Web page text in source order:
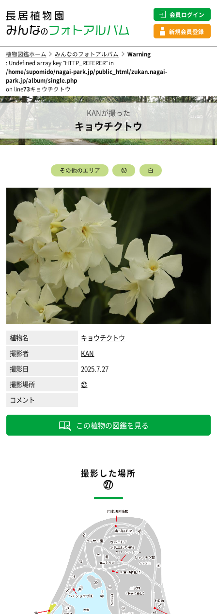
会員ログイン
新規会員登録
植物図鑑ホーム みんなのフォトアルバム
Warning
: Undefined array key "HTTP_REFERER" in
/home/supomido/nagai-park.jp/public_html/zukan.nagai-
park.jp/album/single.php
on line73キョウチクトウ
KANが撮った
キョウチクトウ
その他のエリア ㉗ 白
植物名
キョウチクトウ
撮影者
KAN
撮影日
2025.7.27
撮影場所
㉗
コメント
この植物の図鑑を見る
撮影した場所
㉗